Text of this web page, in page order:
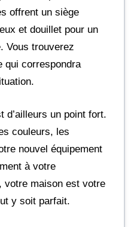
offrent un siège
et douillet pour un
Vous trouverez
qui correspondra
d’ailleurs un point fort.
couleurs, les
nouvel équipement
à votre
votre maison est votre
y soit parfait.